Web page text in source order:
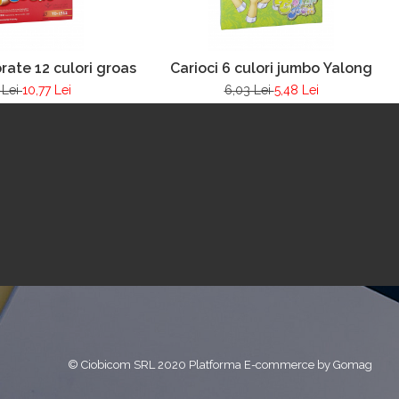
12 culori groase
Lei10,77 Lei
Carioci 6 culori jumbo Yalong
6,03 Lei5,48 Lei
© Ciobicom SRL 2020 Platforma E-commerce by Gomag